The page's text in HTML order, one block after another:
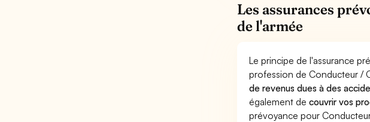
Les assurances
de l'armée
Le principe de l'assurance
profession de Conducteur /
de revenus dues à des
également decouvrir vos
prévoyance pour